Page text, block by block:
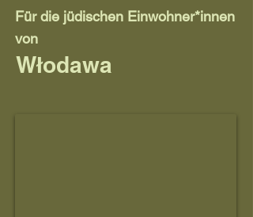
Włodawa
Für die jüdischen Einwohner*innen
von